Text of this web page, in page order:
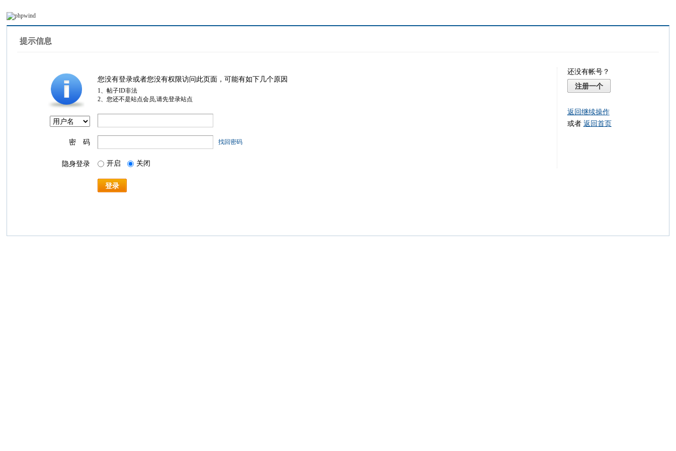
提示信息
您没有登录或者您没有权限访问此页面，可能有如下几个原因
1、帖子ID非法
2、您还不是站点会员,请先登录站点
密 码 找回密码
隐身登录 开启 关闭
登录
还没有帐号？
注册一个
返回继续操作
或者 返回首页